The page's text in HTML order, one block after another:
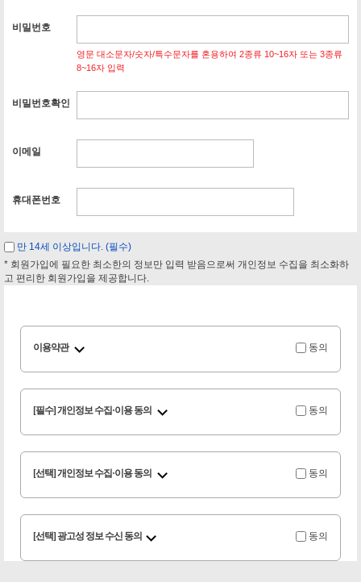
비밀번호
영문 대소문자/숫자/특수문자를 혼용하여 2종류 10~16자 또는 3종류
8~16자 입력
비밀번호확인
이메일
휴대폰번호
만 14세 이상입니다. (필수)
* 회원가입에 필요한 최소한의 정보만 입력 받음으로써 개인정보 수집을 최소화하
고 편리한 회원가입을 제공합니다.
이용약관 동의
[필수] 개인정보 수집·이용 동의 동의
[선택] 개인정보 수집·이용 동의 동의
[선택] 광고성 정보 수신 동의 동의